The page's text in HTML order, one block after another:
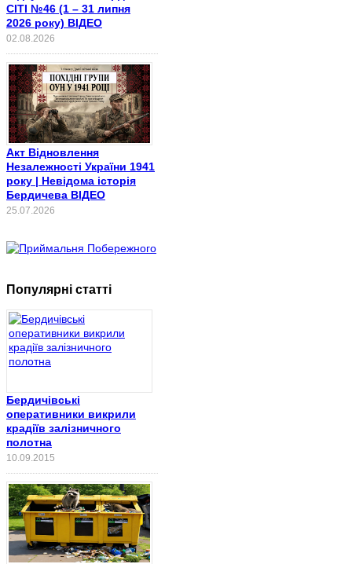
СІТІ №46 (1 – 31 липня
2026 року) ВІДЕО
02.08.2026
Акт Відновлення
Незалежності України 1941
року | Невідома історія
Бердичева ВІДЕО
25.07.2026
Популярні статті
Бердичівські
оперативники викрили
крадіїв залізничного
полотна
10.09.2015